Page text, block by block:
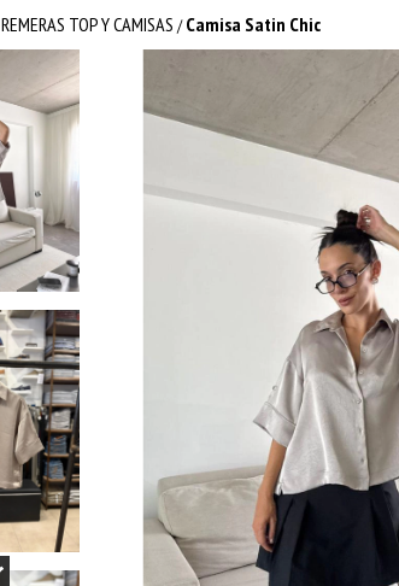
REMERAS TOP Y CAMISAS / Camisa Satin Chic